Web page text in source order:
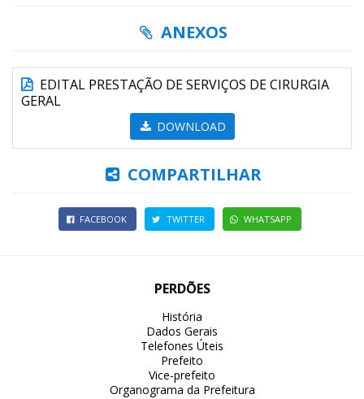
ANEXOS
EDITAL PRESTAÇÃO DE SERVIÇOS DE CIRURGIA
GERAL
DOWNLOAD
COMPARTILHAR
FACEBOOK TWITTER WHATSAPP
PERDÕES
História
Dados Gerais
Telefones Úteis
Prefeito
Vice-prefeito
Organograma da Prefeitura